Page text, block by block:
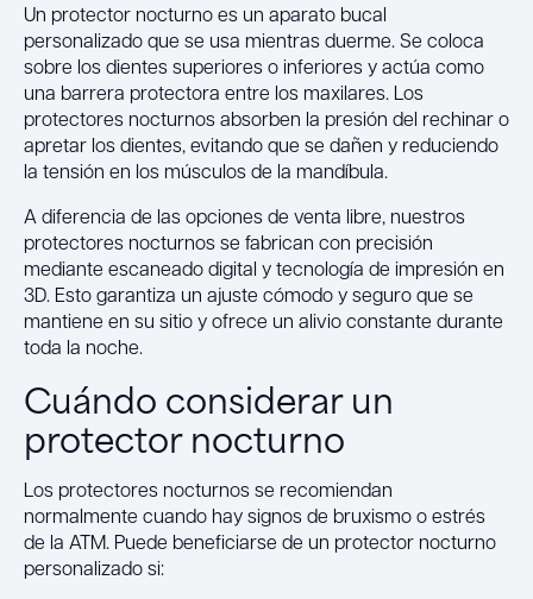
Un protector nocturno es un aparato bucal
personalizado que se usa mientras duerme. Se coloca
sobre los dientes superiores o inferiores y actúa como
una barrera protectora entre los maxilares. Los
protectores nocturnos absorben la presión del rechinar o
apretar los dientes, evitando que se dañen y reduciendo
la tensión en los músculos de la mandíbula.
A diferencia de las opciones de venta libre, nuestros
protectores nocturnos se fabrican con precisión
mediante escaneado digital y tecnología de impresión en
3D. Esto garantiza un ajuste cómodo y seguro que se
mantiene en su sitio y ofrece un alivio constante durante
toda la noche.
Cuándo considerar un
protector nocturno
Los protectores nocturnos se recomiendan
normalmente cuando hay signos de bruxismo o estrés
de la ATM. Puede beneficiarse de un protector nocturno
personalizado si: